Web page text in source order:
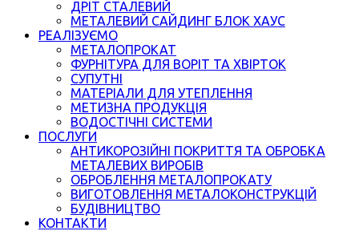
ДРІТ СТАЛЕВИЙ
МЕТАЛЕВИЙ САЙДИНГ БЛОК ХАУС
РЕАЛІЗУЄМО
МЕТАЛОПРОКАТ
ФУРНІТУРА ДЛЯ ВОРІТ ТА ХВІРТОК
СУПУТНІ
МАТЕРІАЛИ ДЛЯ УТЕПЛЕННЯ
МЕТИЗНА ПРОДУКЦІЯ
ВОДОСТІЧНІ СИСТЕМИ
ПОСЛУГИ
АНТИКОРОЗІЙНІ ПОКРИТТЯ ТА ОБРОБКА
МЕТАЛЕВИХ ВИРОБІВ
ОБРОБЛЕННЯ МЕТАЛОПРОКАТУ
ВИГОТОВЛЕННЯ МЕТАЛОКОНСТРУКЦІЙ
БУДІВНИЦТВО
КОНТАКТИ